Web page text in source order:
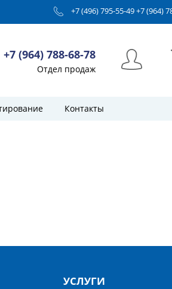
+7 (496) 795-55-49+7 (964)
+7 (964) 788-68-78
Отдел продаж
Контакты
УСЛУГИ